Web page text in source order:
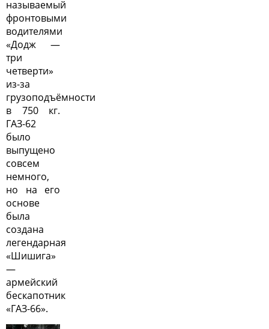
называемый
фронтовыми
водителями
«Додж —
три
четверти»
из-за
грузоподъёмности
в 750 кг.
ГАЗ-62
было
выпущено
совсем
немного,
но на его
основе
была
создана
легендарная
«Шишига»
—
армейский
бескапотник
«ГАЗ-66».